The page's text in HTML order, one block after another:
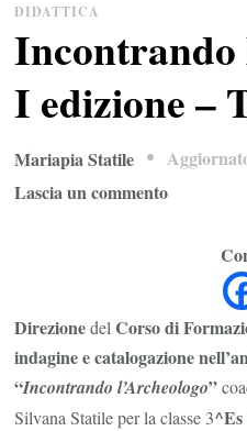
DIDATTICA
Incontrando
I edizione –
Mariapia Statile
Lascia un commentosu
edizione
–
Torino
2012
DirezionedelCorso di
indagine e catalogazione
“Incontrando l’Archeologo”
Silvana Statile per la classe 3